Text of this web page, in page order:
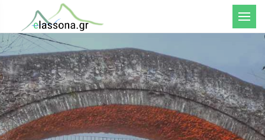
Μενού